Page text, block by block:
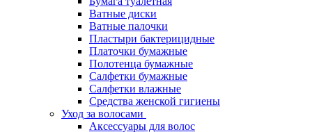
Ватные диски
Ватные палочки
Пластыри бактерицидные
Платочки бумажные
Полотенца бумажные
Салфетки бумажные
Салфетки влажные
Средства женской гигиены
Уход за волосами
Аксессуары для волос